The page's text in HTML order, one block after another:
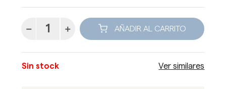
AÑADIR AL CARRITO
Sin stock Ver similares